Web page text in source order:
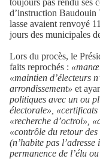
d’instruction Baudouin
lasse avaient renvoyé
jours des municipales
Lors du procès, le
faits reprochés :
«maintien d’électeurs
arrondissement» et
politiques avec un ou
électorale», «certificats
«recherche d’octroi»,
«contrôle du retour
(n’habite pas
permanence de l’élu